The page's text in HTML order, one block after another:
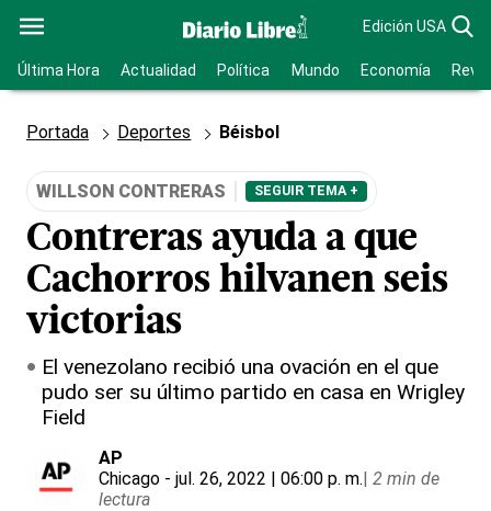
Edición USA
Última Hora Actualidad Política Mundo Economía
Portada Deportes Béisbol
WILLSON CONTRERAS SEGUIR TEMA +
Contreras ayuda a que
Cachorros hilvanen seis
victorias
El venezolano recibió una ovación en el que
pudo ser su último partido en casa en Wrigley
Field
AP
Chicago - jul. 26, 2022 | 06:00 p. m.| 2 min de
lectura